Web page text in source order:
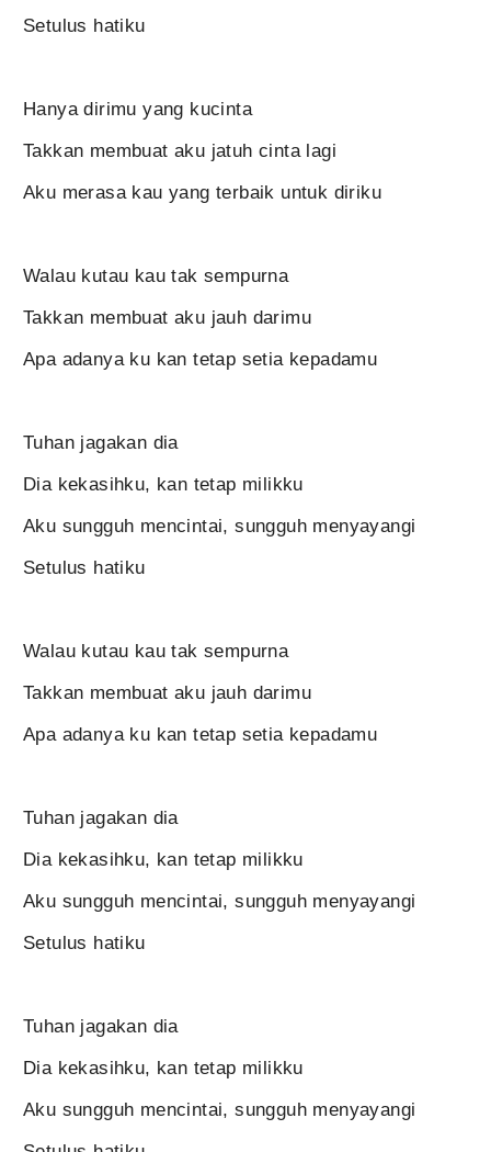
Setulus hatiku
Hanya dirimu yang kucinta
Takkan membuat aku jatuh cinta lagi
Aku merasa kau yang terbaik untuk diriku
Walau kutau kau tak sempurna
Takkan membuat aku jauh darimu
Apa adanya ku kan tetap setia kepadamu
Tuhan jagakan dia
Dia kekasihku, kan tetap milikku
Aku sungguh mencintai, sungguh menyayangi
Setulus hatiku
Walau kutau kau tak sempurna
Takkan membuat aku jauh darimu
Apa adanya ku kan tetap setia kepadamu
Tuhan jagakan dia
Dia kekasihku, kan tetap milikku
Aku sungguh mencintai, sungguh menyayangi
Setulus hatiku
Tuhan jagakan dia
Dia kekasihku, kan tetap milikku
Aku sungguh mencintai, sungguh menyayangi